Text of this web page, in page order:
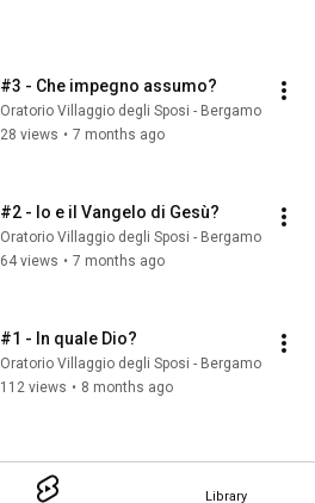
Library
#3 - Che impegno assumo?
Oratorio Villaggio degli Sposi - Bergamo
28 views • 7 months ago
#2 - Io e il Vangelo di Gesù?
Oratorio Villaggio degli Sposi - Bergamo
64 views • 7 months ago
#1 - In quale Dio?
Oratorio Villaggio degli Sposi - Bergamo
112 views • 8 months ago